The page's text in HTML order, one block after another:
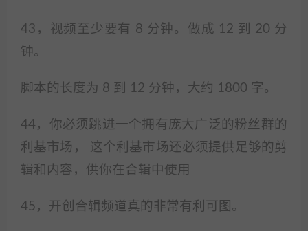
43，视频至少要有 8 分钟。做成 12 到 20 分
钟。
脚本的长度为 8 到 12 分钟，大约 1800 字。
44，你必须跳进一个拥有庞大广泛的粉丝群的
利基市场， 这个利基市场还必须提供足够的剪
辑和内容，供你在合辑中使用
45，开创合辑频道真的非常有利可图。